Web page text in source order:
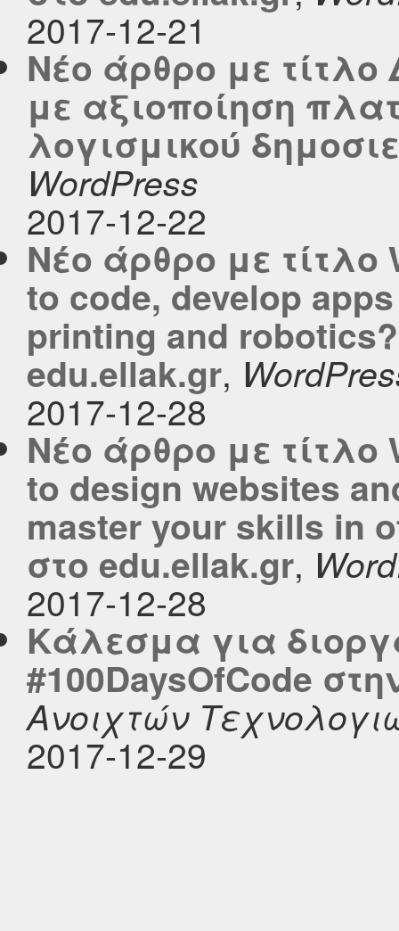
2017-12-21
Νέο άρθρο με
με αξιοποίηση
λογισμικού
WordPress
2017-12-22
Νέο άρθρο με τίτλο
to code, develop
printing and
edu.ellak.gr,
2017-12-28
Νέο άρθρο με τίτλο
to design websites
master your skills in
στο edu.ellak.gr,
2017-12-28
Κάλεσμα για
#100DaysOfCode
Ανοιχτών
2017-12-29